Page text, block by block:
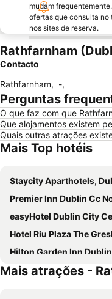
mudam
ofertas que consulta no
nos sites de reserva.
Rathfarnham
Contacto
Rathfarnham, -,
Perguntas
O que faz com que
Que alojamentos existem
Quais outras atrações
Mais Top hotéis
Staycity Aparthotels, Dublin, City
Premier Inn Dublin Cc North
easyHotel Dublin City
Hotel Riu Plaza The Gresham
Hilton Garden Inn Dublin City
Point A Hotel Dublin Parnell
Mais atrações -